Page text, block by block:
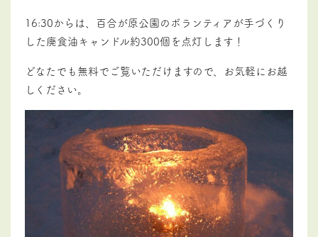
16:30からは、百合が原公園のボランティアが手づくり
した廃食油キャンドル約300個を点灯します！
どなたでも無料でご覧いただけますので、お気軽にお越
しください。